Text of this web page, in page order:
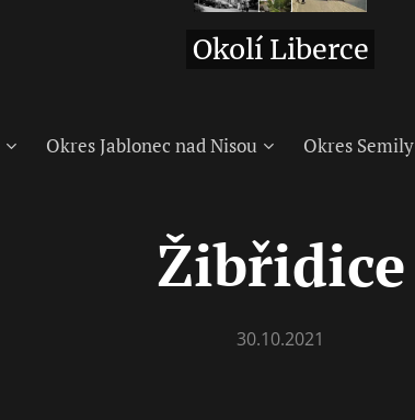
Okolí Liberce
Okres Jablonec nad Nisou Okres Semily
Žibřidice
30.10.2021